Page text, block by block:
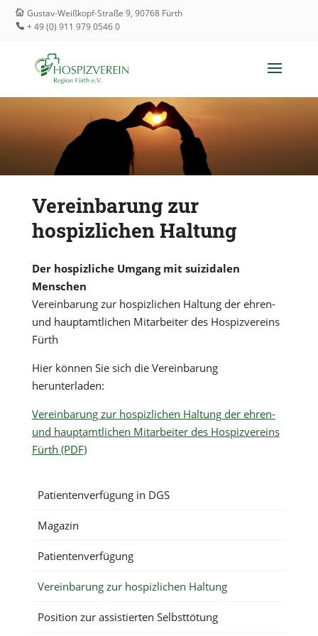
Gustav-Weißkopf-Straße 9, 90768 Fürth
+ 49 (0) 911 979 0546 0
Patientenverfügung in DGS
Magazin
Patientenverfügung
Vereinbarung zur hospizlichen Haltung
Position zur assistierten Selbsttötung
Vereinbarung zur
hospizlichen Haltung
Der hospizliche Umgang mit suizidalen
Menschen
Vereinbarung zur hospizlichen Haltung der ehren-
und hauptamtlichen Mitarbeiter des Hospizvereins
Fürth
Hier können Sie sich die Vereinbarung
herunterladen:
Vereinbarung zur hospizlichen Haltung der ehren-
und hauptamtlichen Mitarbeiter des Hospizvereins
Fürth (PDF)